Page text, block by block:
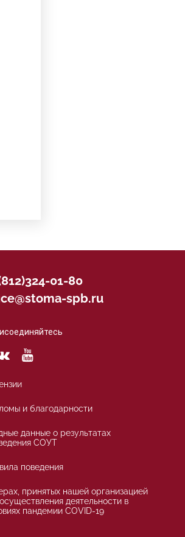
01-80
spb.ru
и благодарности
данные о результатах
СОУТ
поведения
принятых нашей организацией
деятельности в
пандемии COVID-19